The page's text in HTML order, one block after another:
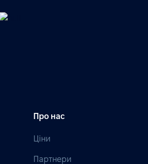
Про нас
Ціни
Партнери